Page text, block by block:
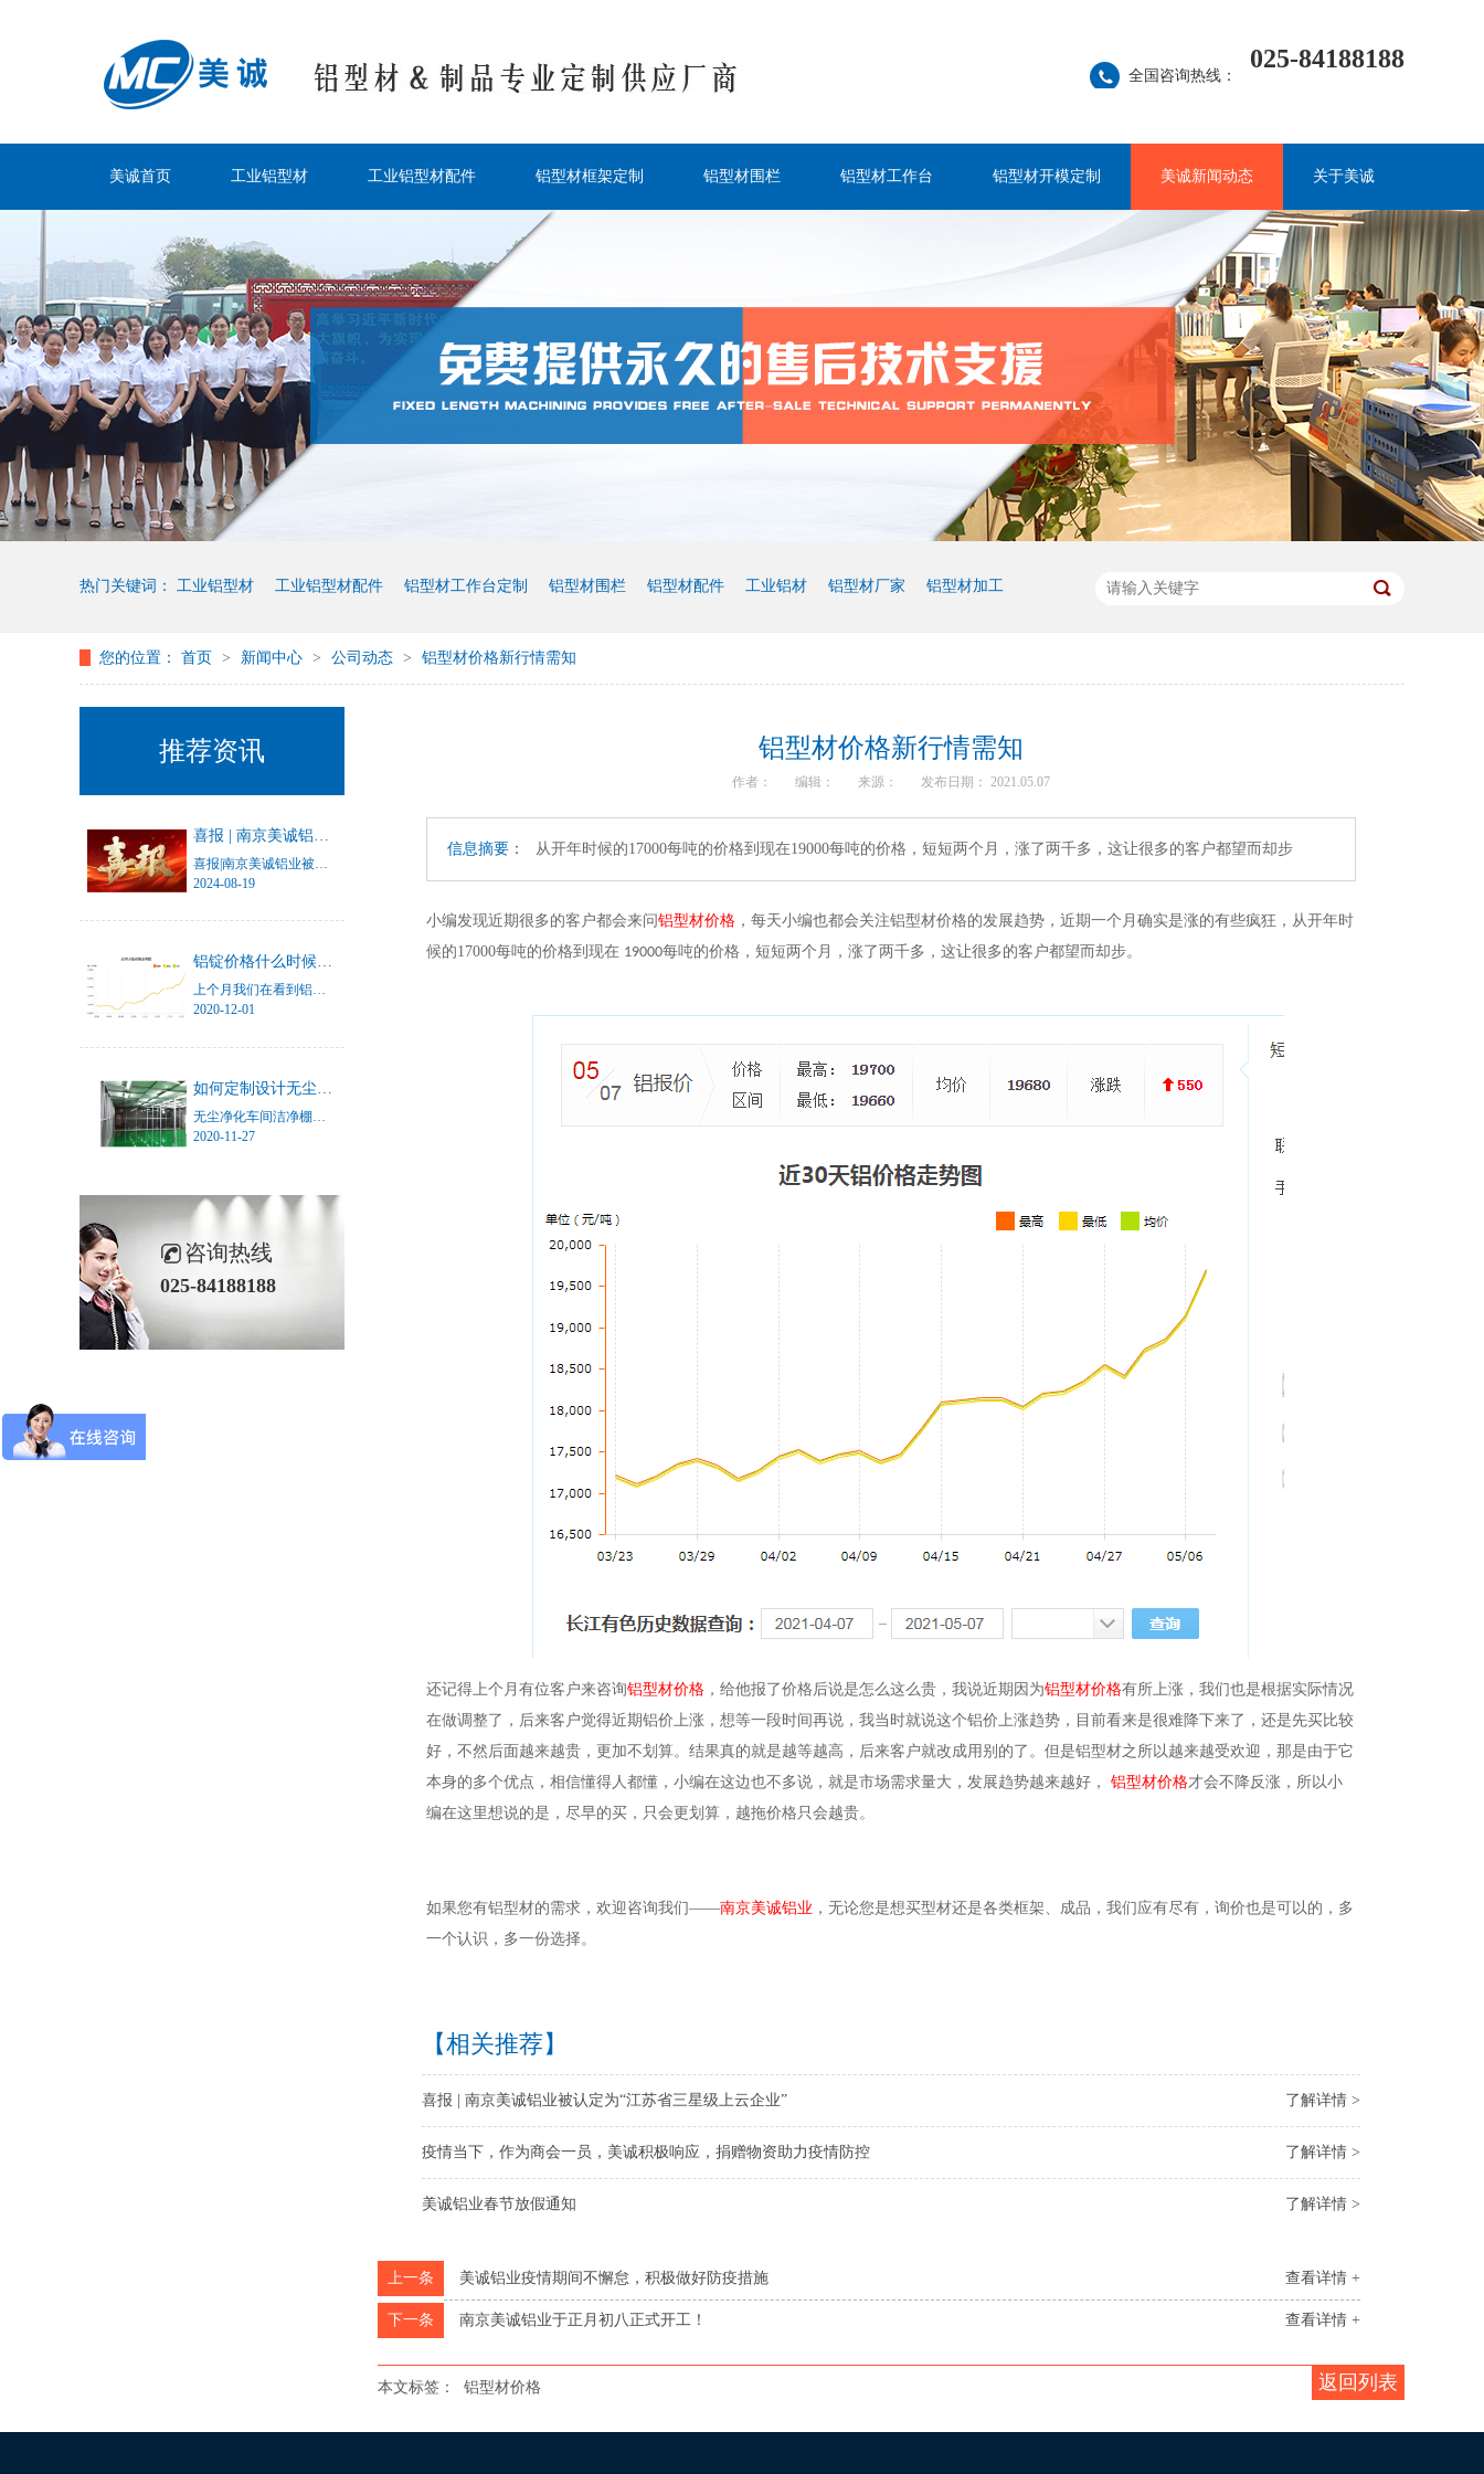
全国咨询热线：
025-84188188
美诚首页 工业铝型材 工业铝型材配件 铝型材框架定制 铝型材围栏 铝型材工作台 铝型材开模定制 美诚新闻动态 关于美诚
热门关键词： 工业铝型材 工业铝型材配件 铝型材工作台定制 铝型材围栏 铝型材配件 工业铝材 铝型材厂家 铝型材加工
您的位置： 首页 > 新闻中心 > 公司动态 > 铝型材价格新行情需知
铝型材价格新行情需知
作者： 编辑： 来源： 发布日期： 2021.05.07
信息摘要： 从开年时候的17000每吨的价格到现在19000每吨的价格，短短两个月，涨了两千多，这让很多的客户都望而却步
小编发现近期很多的客户都会来问铝型材价格 ，每天小编也都会关注铝型材价格的发展趋势， 近期一个月确实是涨的有些疯狂，从开年时
候的17000每吨的价格到现在 19000每吨的价格，短短两个月，涨了两千多，这让很多的客户都望而却步。
还记得上个月有位客户来咨询铝型材价格 ，给他报了价格后说是怎么这么贵，我说近期因为铝型材价格有所上涨，我们也是根据实际情况
在做调整了，后来客户觉得近期铝价上涨，想等一段时间再说，我当时就说这个铝价上涨趋势，目前看来是很难降下来了，还是先买比较
好，不然后面越来越贵，更加不划算。结果真的就是越等越高，后来客户就改成用别的了。但是铝型材之所以越来越受欢迎，那是由于它
本身的多个优点，相信懂得人都懂，小编在这边也不多说，就是市场需求量大，发展趋势越来越好， 铝型材价格才会不降反涨，所以小
编在这里想说的是，尽早的买，只会更划算，越拖价格只会越贵。
如果您有铝型材的需求，欢迎咨询我们——南京美诚铝业 ，无论您是想买型材还是各类框架、成品，我们应有尽有，询价也是可以的，多
一个认识，多一份选择。
【相关推荐】
了解详情 >
喜报 | 南京美诚铝业被认定为“江苏省三星级上云企业”
了解详情 >
疫情当下，作为商会一员，美诚积极响应，捐赠物资助力疫情防控
了解详情 >
美诚铝业春节放假通知
查看详情 +
上一条 美诚铝业疫情期间不懈怠，积极做好防疫措施
查看详情 +
下一条 南京美诚铝业于正月初八正式开工！
返回列表
本文标签： 铝型材价格
推荐资讯
喜报 | 南京美诚铝业被认定为“江苏省三星级上云企业”
喜报|南京美诚铝业被认定为“江苏省三星级上云企业”
2024-08-19
铝锭价格什么时候才能停止涨幅？
上个月我们在看到铝锭价突破15000多的时候就在说铝价格太可怕了，现在是整个行业的朋友圈都在大可怕了，因为就近期，铝锭价已经突破一万六了！并且直接向一万七逼近了。今天也就是2020年12月1日，铝锭价格更新至16790元，照这样的趋势，估计一万七也即将到来。
2020-12-01
无尘净化车间洁净棚又叫无尘室、洁净房。是保障一定区域内环境的无尘洁净度的这样一个由铝型材搭建而成的车间设施。
2020-11-27
咨询热线
025-84188188